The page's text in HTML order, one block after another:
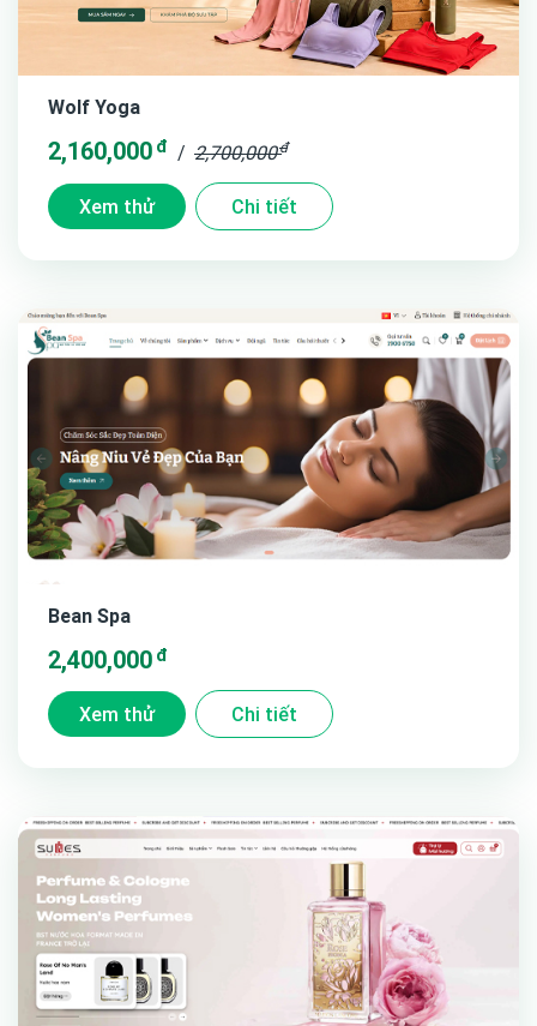
Wolf Yoga
2,160,000đ / 2,700,000đ
Xem thử Chi tiết
Bean Spa
2,400,000đ
Xem thử Chi tiết